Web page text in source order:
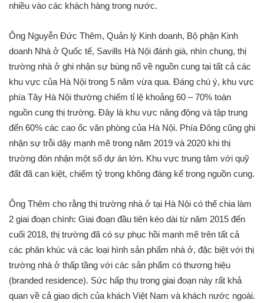
nhiều vào các khách hàng trong nước.
Ông Nguyễn Đức Thêm, Quản lý Kinh doanh, Bộ phận Kinh
doanh Nhà ở Quốc tế, Savills Hà Nội đánh giá, nhìn chung, thị
trường nhà ở ghi nhận sự bùng nổ về nguồn cung tại tất cả các
khu vực của Hà Nội trong 5 năm vừa qua. Đáng chú ý, khu vực
phía Tây Hà Nội thường chiếm tỉ lệ khoảng 60 – 70% toàn
nguồn cung thị trường. Đây là khu vực năng động và tập trung
đến 60% các cao ốc văn phòng của Hà Nội. Phía Đông cũng ghi
nhận sự trỗi dậy mạnh mẽ trong năm 2019 và 2020 khi thị
trường đón nhận một số dự án lớn. Khu vực trung tâm với quỹ
đất đã cạn kiệt, chiếm tỷ trọng không đáng kể trong nguồn cung.
Ông Thêm cho rằng thị trường nhà ở tại Hà Nội có thể chia làm
2 giai đoạn chính: Giai đoạn đầu tiên kéo dài từ năm 2015 đến
cuối 2018, thị trường đã có sự phục hồi mạnh mẽ trên tất cả
các phân khúc và các loại hình sản phẩm nhà ở, đặc biệt với thị
trường nhà ở thấp tầng với các sản phẩm có thương hiệu
(branded residence). Sức hấp thụ trong giai đoạn này rất khả
quan về cả giao dịch của khách Việt Nam và khách nước ngoài.